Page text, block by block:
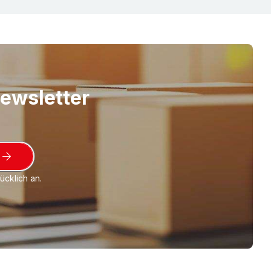
bei "normalen" Anforderungen an Ihr
PLA ("kompostierbar")(Art.Nr. 233-)
nachhaltig (umweltfreundlich) weil PLA
nach DIN EN 13432. Mit TÜV-Siegel
an.